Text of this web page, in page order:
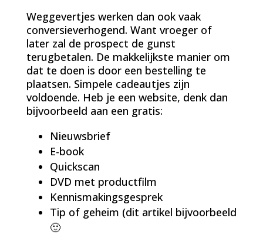
Weggevertjes werken dan ook vaak
conversieverhogend. Want vroeger of
later zal de prospect de gunst
terugbetalen. De makkelijkste manier om
dat te doen is door een bestelling te
plaatsen. Simpele cadeautjes zijn
voldoende. Heb je een website, denk dan
bijvoorbeeld aan een gratis:
Nieuwsbrief
E-book
Quickscan
DVD met productfilm
Kennismakingsgesprek
Tip of geheim (dit artikel bijvoorbeeld
🙂